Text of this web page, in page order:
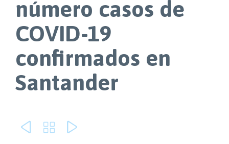
número casos de
COVID-19
confirmados en
Santander
  